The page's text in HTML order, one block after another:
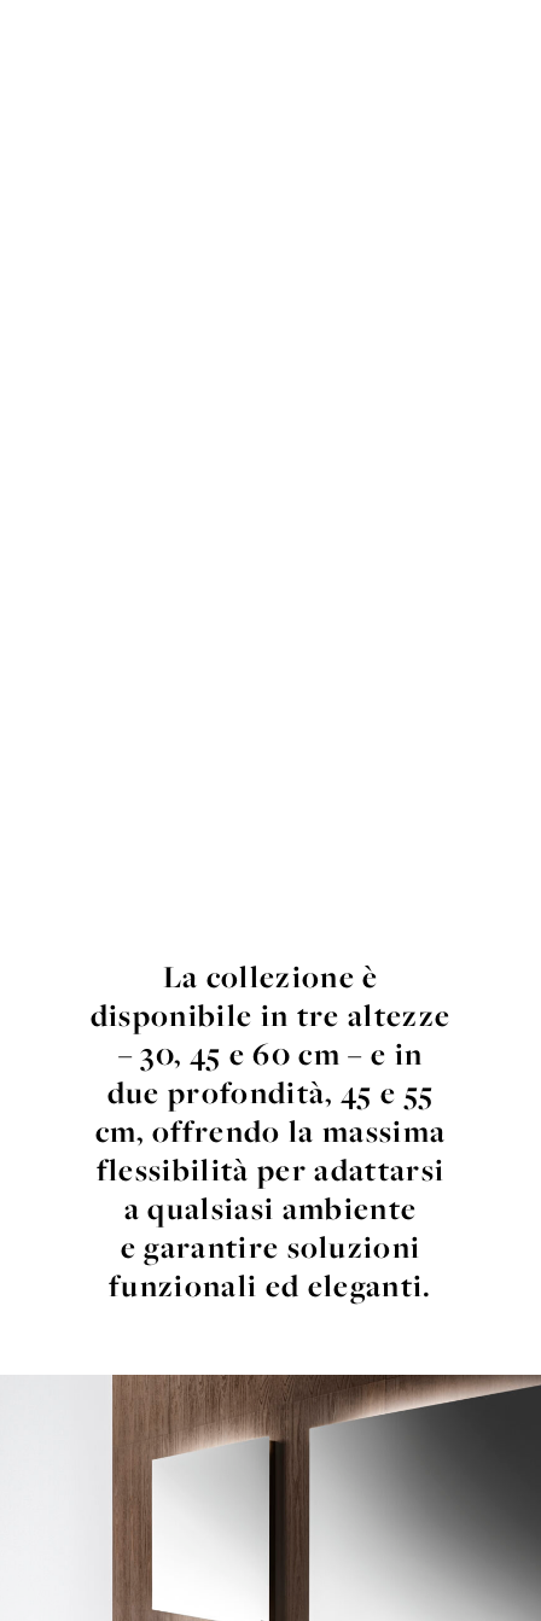
La collezione è
disponibile in tre altezze
– 30, 45 e 60 cm – e in
due profondità, 45 e 55
cm, offrendo la massima
flessibilità per adattarsi
a qualsiasi ambiente
e garantire soluzioni
funzionali ed eleganti.